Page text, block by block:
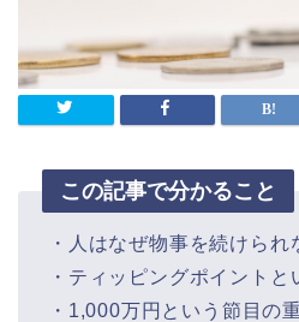
この記事で分かること
・人はなぜ物事を続けられ
・ティッピングポイントと
・1,000万円という節目の